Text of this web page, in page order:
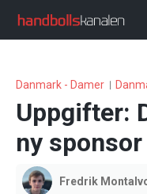
Danmark - Damer
Uppgifter:
ny
Fredrik